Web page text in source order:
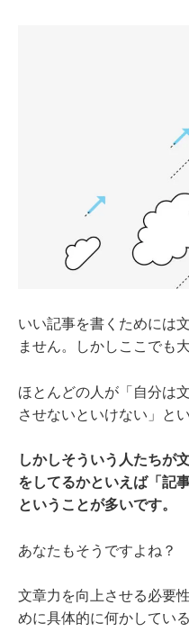
いい記事を書くためには
ません。しかしここでも
ほとんどの人が「自分は
させないといけない」と
しかしそういう人たちが
をしてるかといえば「記
ということが多いです。
あなたもそうですよね？
文章力を向上させる必要
めに具体的に何かしてい